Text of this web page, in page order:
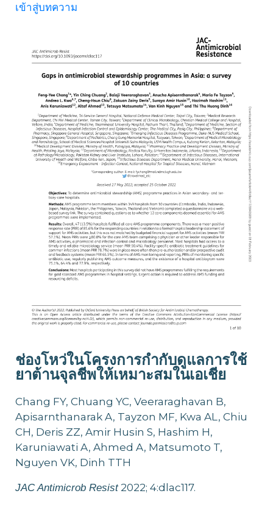
เข้าสู่บทความ
ช่องโหว่ในโครงการกำกับดูแลการใช้
ยาต้านจุลชีพให้เหมาะสมในเอเชีย
Chang FY, Chuang YC, Veeraraghavan B,
Apisarnthanarak A, Tayzon MF, Kwa AL, Chiu
CH, Deris ZZ, Amir Husin S, Hashim H,
Karuniawati A, Ahmed A, Matsumoto T,
Nguyen VK, Dinh TTH
JAC Antimicrob Resist2022; 4:dlac117.